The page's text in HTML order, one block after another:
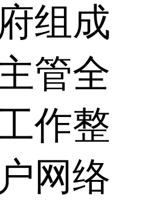
组成
管全
作整
网络